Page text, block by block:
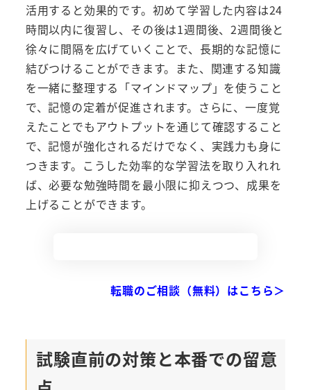
活用すると効果的です。初めて学習した内容は24
時間以内に復習し、その後は1週間後、2週間後と
徐々に間隔を広げていくことで、長期的な記憶に
結びつけることができます。また、関連する知識
を一緒に整理する「マインドマップ」を使うこと
で、記憶の定着が促進されます。さらに、一度覚
えたことでもアウトプットを通じて確認すること
で、記憶が強化されるだけでなく、実践力も身に
つきます。こうした効率的な学習法を取り入れれ
ば、必要な勉強時間を最小限に抑えつつ、成果を
上げることができます。
転職のご相談（無料）はこちら＞
試験直前の対策と本番での留意